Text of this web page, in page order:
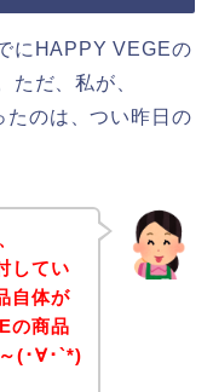
にHAPPY VEGEの
ただ、私が、
のは、つい昨日の
してい
自体が
の商品
(･∀･`*)